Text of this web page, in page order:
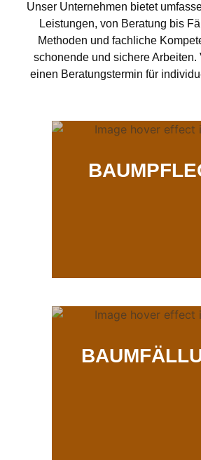
Unser Unternehmen bietet
Leistungen, von Beratung bis
Methoden und fachliche
schonende und sichere Arbeiten.
einen Beratungstermin für